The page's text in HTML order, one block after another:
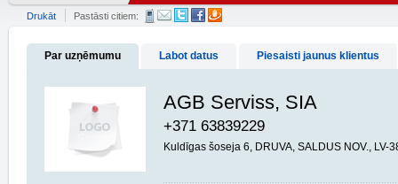
Drukāt Pastāsti citiem:
Par uzņēmumu Labot datus Piesaisti jaunus klientus
AGB Serviss, SIA
+371 63839229
Kuldīgas šoseja 6, DRUVA, SALDUS NOV., LV-